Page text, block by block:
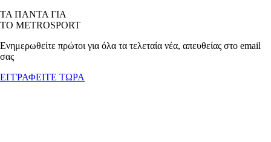
ΤΑ ΠΑΝΤΑ ΓΙΑ
ΤΟ METROSPORT
Ενημερωθείτε πρώτοι για όλα τα τελεταία νέα, απευθείας στο email
σας
ΕΓΓΡΑΦΕΙΤΕ ΤΩΡΑ